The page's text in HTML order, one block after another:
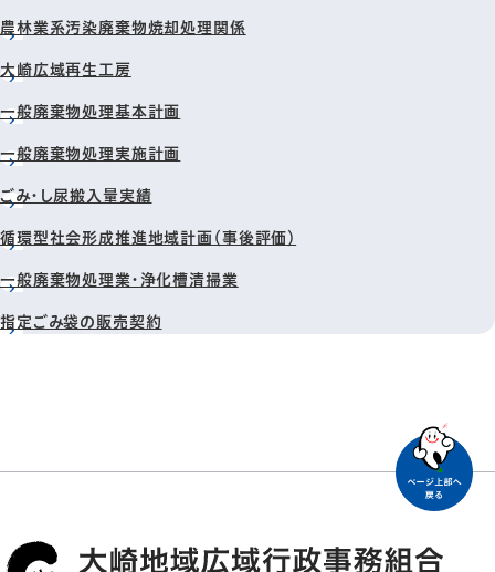
農林業系汚染廃棄物焼却処理関係
大崎広域再生工房
一般廃棄物処理基本計画
一般廃棄物処理実施計画
ごみ・し尿搬入量実績
循環型社会形成推進地域計画（事後評価）
一般廃棄物処理業・浄化槽清掃業
指定ごみ袋の販売契約